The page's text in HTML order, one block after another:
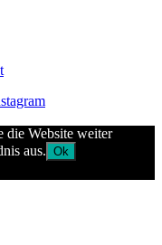
die Website weiter
aus. Ok